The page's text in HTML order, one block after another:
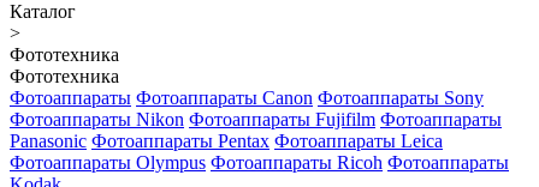
Каталог
>
Фототехника
Фототехника
Фотоаппараты Фотоаппараты Canon Фотоаппараты Sony
Фотоаппараты Nikon Фотоаппараты Fujifilm Фотоаппараты
Panasonic Фотоаппараты Pentax Фотоаппараты Leica
Фотоаппараты Olympus Фотоаппараты Ricoh Фотоаппараты